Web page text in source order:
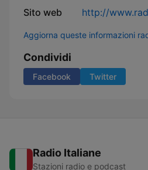
Sito web http://
Aggiorna queste informazioni
Condividi
Facebook Twitter
Radio Italiane
Stazioni radio e podcast